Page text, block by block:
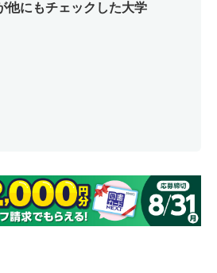
他にもチェックした大学